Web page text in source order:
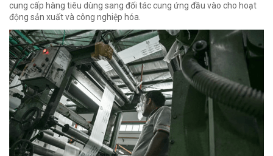
cung cấp hàng tiêu dùng sang đối tác cung ứng đầu vào cho hoạt
động sản xuất và công nghiệp hóa.